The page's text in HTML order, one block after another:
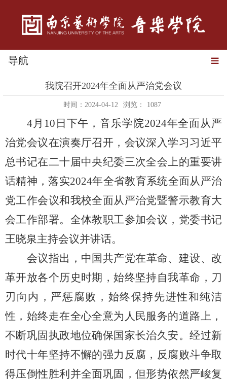
导航
我院召开2024年全面从严治党会议
时间：2024-04-12 浏览： 1087
4月10日下午，音乐学院2024年全面从严
治党会议在演奏厅召开，会议深入学习习近平
总书记在二十届中央纪委三次全会上的重要讲
话精神，落实2024年全省教育系统全面从严治
党工作会议和我校全面从严治党暨警示教育大
会工作部署。全体教职工参加会议，党委书记
王晓泉主持会议并讲话。
会议指出，中国共产党在革命、建设、改
革开放各个历史时期，始终坚持自我革命，刀
刃向内，严惩腐败，始终保持先进性和纯洁
性，始终走在全心全意为人民服务的道路上，
不断巩固执政地位确保国家长治久安。经过新
时代十年坚持不懈的强力反腐，反腐败斗争取
得压倒性胜利并全面巩固，但形势依然严峻复